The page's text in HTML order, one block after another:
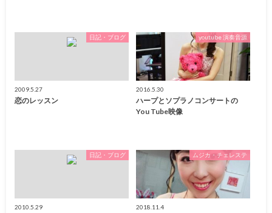
日記・ブログ
2009.5.27
恋のレッスン
youtube 演奏音源
2016.5.30
ハープとソプラノコンサートの
You Tube映像
日記・ブログ
2010.5.29
ムジカ・チェレステ
2018.11.4